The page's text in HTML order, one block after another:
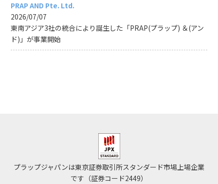
PRAP AND Pte. Ltd.
2026/07/07
東南アジア3社の統合により誕生した「PRAP(プラップ) ＆(アン
ド)」が事業開始
プラップジャパンは東京証券取引所スタンダード市場上場企業
です（証券コード2449）